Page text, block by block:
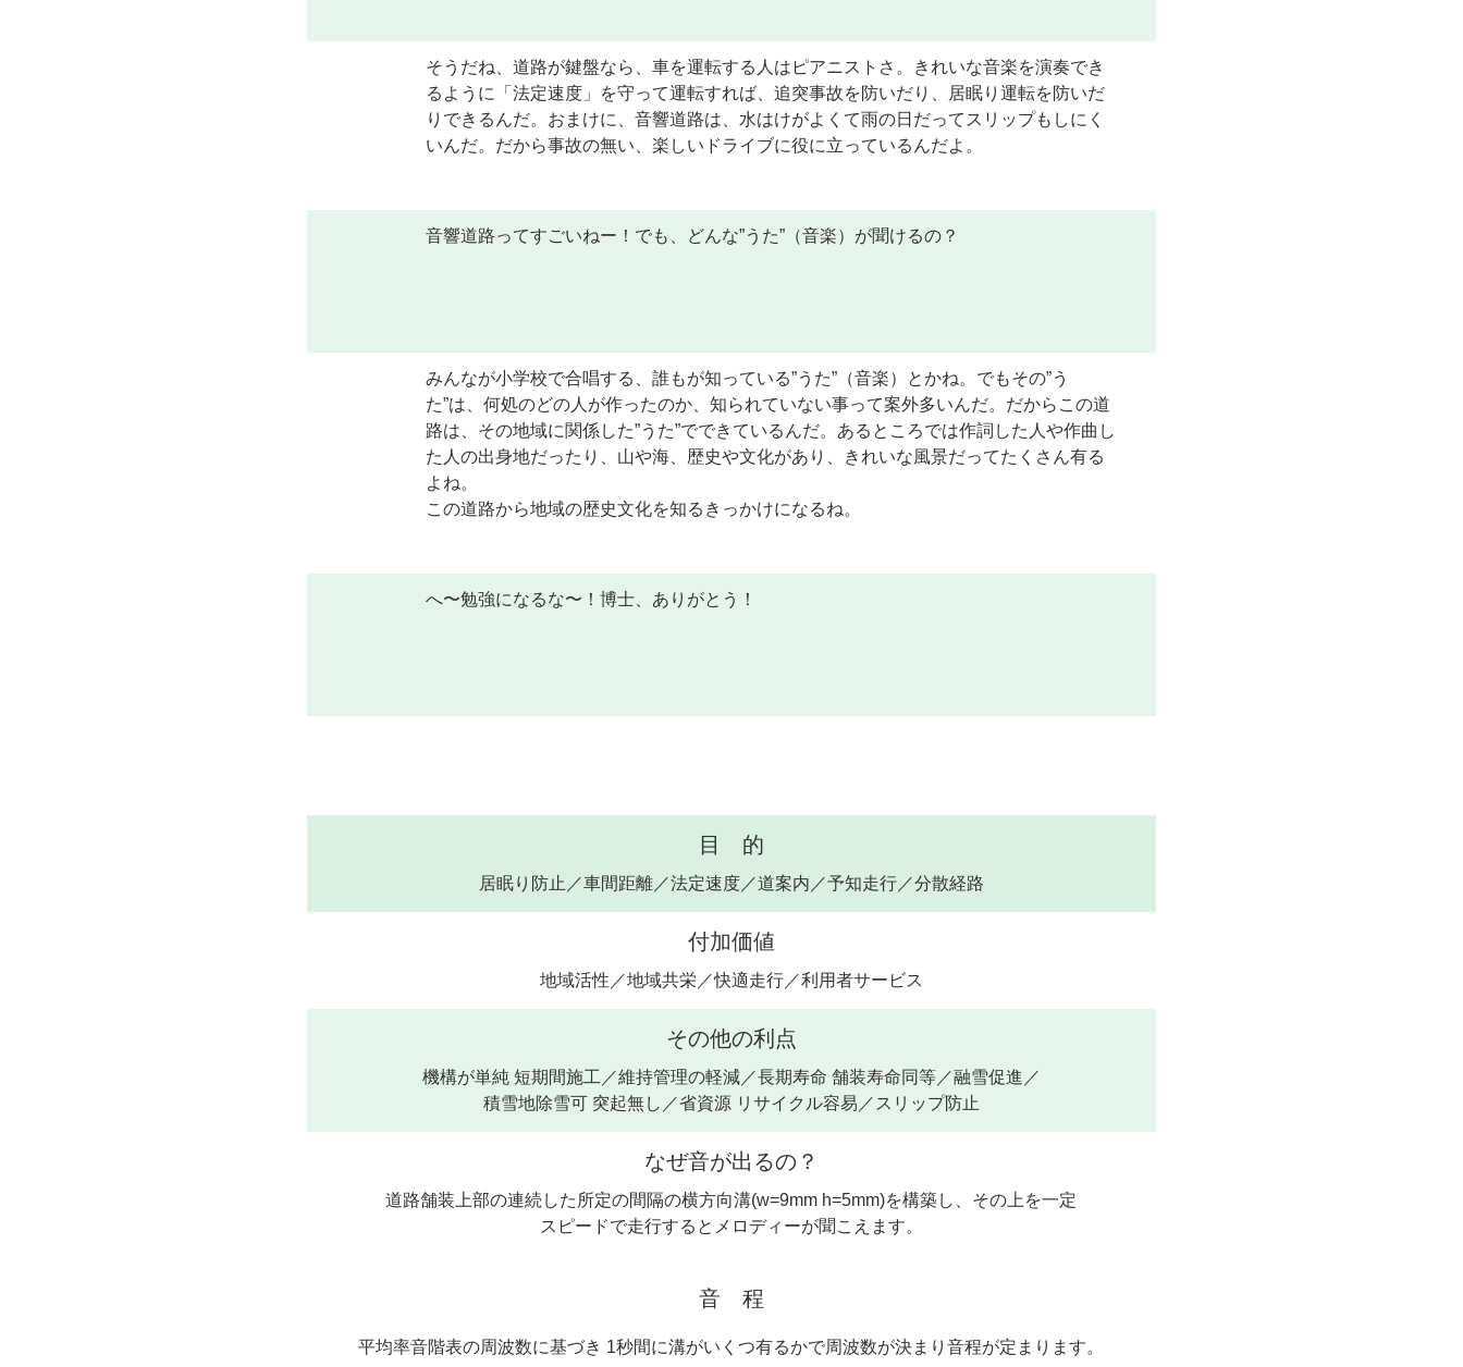
そうだね、道路が鍵盤なら、車を運転する人はピアニストさ。きれいな音楽を演奏でき
るように「法定速度」を守って運転すれば、追突事故を防いだり、居眠り運転を防いだ
りできるんだ。おまけに、音響道路は、水はけがよくて雨の日だってスリップもしにく
いんだ。だから事故の無い、楽しいドライブに役に立っているんだよ。
音響道路ってすごいねー！でも、どんな”うた”（音楽）が聞けるの？
みんなが小学校で合唱する、誰もが知っている”うた”（音楽）とかね。でもその”う
た”は、何処のどの人が作ったのか、知られていない事って案外多いんだ。だからこの道
路は、その地域に関係した”うた”でできているんだ。あるところでは作詞した人や作曲し
た人の出身地だったり、山や海、歴史や文化があり、きれいな風景だってたくさん有る
よね。
この道路から地域の歴史文化を知るきっかけになるね。
へ〜勉強になるな〜！博士、ありがとう！
目 的
居眠り防止／車間距離／法定速度／道案内／予知走行／分散経路
付加価値
地域活性／地域共栄／快適走行／利用者サービス
その他の利点
機構が単純 短期間施工／維持管理の軽減／長期寿命 舗装寿命同等／融雪促進／
積雪地除雪可 突起無し／省資源 リサイクル容易／スリップ防止
なぜ音が出るの？
道路舗装上部の連続した所定の間隔の横方向溝(w=9mm h=5mm)を構築し、その上を一定
スピードで走行するとメロディーが聞こえます。
音 程
平均率音階表の周波数に基づき 1秒間に溝がいくつ有るかで周波数が決まり音程が定まります。